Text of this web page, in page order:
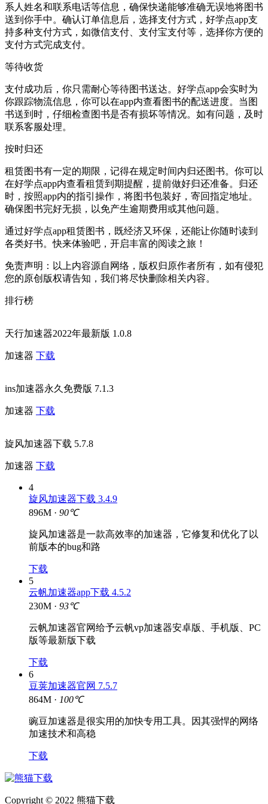
系人姓名和联系电话等信息，确保快递能够准确无误地将图书
送到你手中。确认订单信息后，选择支付方式，好学点app支
持多种支付方式，如微信支付、支付宝支付等，选择你方便的
支付方式完成支付。
等待收货
支付成功后，你只需耐心等待图书送达。好学点app会实时为
你跟踪物流信息，你可以在app内查看图书的配送进度。当图
书送到时，仔细检查图书是否有损坏等情况。如有问题，及时
联系客服处理。
按时归还
租赁图书有一定的期限，记得在规定时间内归还图书。你可以
在好学点app内查看租赁到期提醒，提前做好归还准备。归还
时，按照app内的指引操作，将图书包装好，寄回指定地址。
确保图书完好无损，以免产生逾期费用或其他问题。
通过好学点app租赁图书，既经济又环保，还能让你随时读到
各类好书。快来体验吧，开启丰富的阅读之旅！
免责声明：以上内容源自网络，版权归原作者所有，如有侵犯
您的原创版权请告知，我们将尽快删除相关内容。
排行榜
天行加速器2022年最新版 1.0.8
加速器 下载
ins加速器永久免费版 7.1.3
加速器 下载
旋风加速器下载 5.7.8
加速器 下载
4
旋风加速器下载 3.4.9
896M · 90℃
旋风加速器是一款高效率的加速器，它修复和优化了以
前版本的bug和路
下载
5
云帆加速器app下载 4.5.2
230M · 93℃
云帆加速器官网给予云帆vp加速器安卓版、手机版、PC
版等最新版下载
下载
6
豆荚加速器官网 7.5.7
864M · 100℃
豌豆加速器是很实用的加快专用工具。因其强悍的网络
加速技术和高稳
下载
Copyright © 2022 熊猫下载